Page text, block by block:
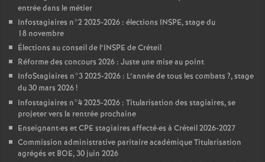
entrée dans le métier
Infostagiaires n°2 2025-2026 : élections INSPE, stage du
18 novembre
Élections au conseil de l’INSPE de Créteil
Réforme des concours 2026 : Juste une mise au point
InfoStagiaires n°3 2025-2026 : L’année de tous les combats ?, stage
du 30 mars 2026!
Infostagiaires n°4 2025-2026 : Titularisation des stagiaires, se
projeter vers la rentrée prochaine
Enseignant·es etCPE stagiaires affecté·es à Créteil 2026-2027
Commission administrative paritaire académique Titularisation
agrégés et BOE, 30 juin 2026